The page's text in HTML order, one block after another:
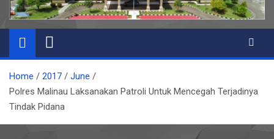
Home 2017
June
Polres Malinau Laksanakan Patroli Untuk Mencegah Terjadinya
Tindak Pidana